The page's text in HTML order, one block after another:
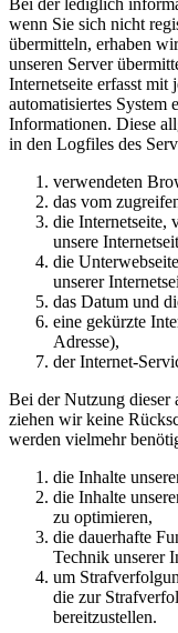
Bei der lediglich
wenn Sie sich nicht
übermitteln, erhaben
unseren Server
Internetseite erfasst mit
automatisiertes System
Informationen. Diese
in den Logfiles des
verwendeten
das vom
die Internetseite,
unsere
die
unserer
das Datum und
eine gekürzte
Adresse),
der Internet-
Bei der Nutzung dieser
ziehen wir keine
werden vielmehr
die Inhalte
die Inhalte
zu optimieren,
die dauerhafte
Technik unserer
um
die zur
bereitzustellen.